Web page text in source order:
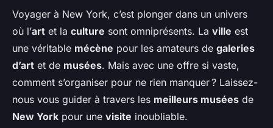
Comment organiser une visite
des musées et galeries d'art à
New York, USA ?
Lisa•11 septembre 2024 •6 min de lecture
Voyager à New York, c’est plonger dans un univers
où l’art et la culture sont omniprésents. La ville est
une véritable mécène pour les amateurs de galeries
d’art et de musées. Mais avec une offre si vaste,
comment s’organiser pour ne rien manquer ? Laissez-
nous vous guider à travers les meilleurs musées de
New York pour une visite inoubliable.